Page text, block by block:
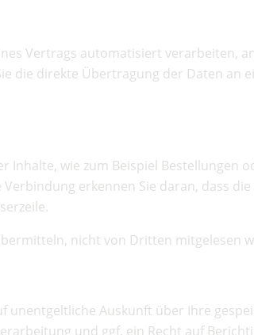
Vertrags automatisiert verarbeiten,
die direkte Übertragung der Daten an
wie zum Beispiel Bestellungen
erkennen Sie daran, dass
nicht von Dritten mitgelesen
unentgeltliche Auskunft über Ihre
und ggf. ein Recht auf